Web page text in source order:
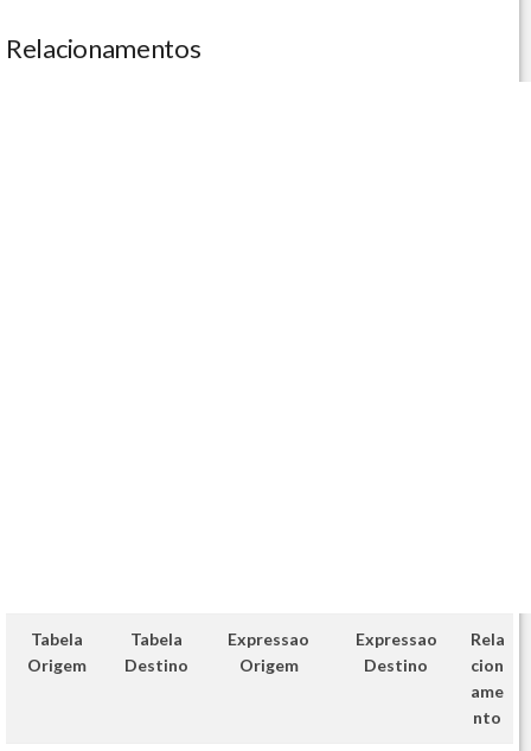
Relacionamentos
Tabela
Origem
Tabela
Destino
Expressao
Origem
Expressao
Destino
Rela
cion
ame
nto